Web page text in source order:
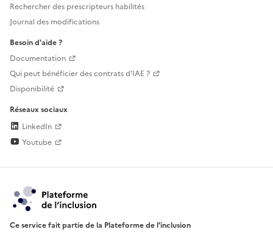
Rechercher des prescripteurs habilités
Journal des modifications
Besoin d'aide ?
Documentation
Qui peut bénéficier des contrats d'IAE ?
Disponibilité
Réseaux sociaux
LinkedIn
Youtube
Ce service fait partie de la Plateforme de l’inclusion